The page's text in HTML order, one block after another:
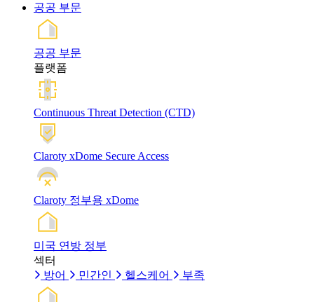
공공 부문
공공 부문
플랫폼
Continuous Threat Detection (CTD)
Claroty xDome Secure Access
Claroty 정부용 xDome
미국 연방 정부
섹터
방어
민간인 헬스케어 부족